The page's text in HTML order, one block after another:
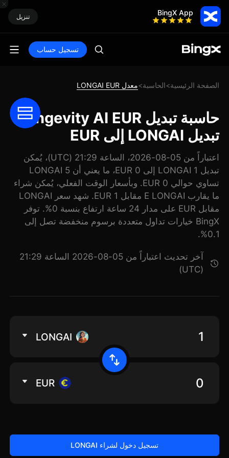
BingX App تنزيل
تسجيل حساب
الصفحة الرئيسية>الحاسبة>معدل LONGAI EUR
حاسبة تبديل Longevity AI EUR:
تبديل LONGAI إلى EUR
اعتباراً من 05-08-2026، الساعة 21:29 (UTC)، يُمكن
تبديل 1 LONGAI إلى 0 EUR، ما يعني أن 5 LONGAI
تساوي حوالي 0 EUR. وبأسعار الوقت الفعلي، يُمكن شراء
ما يقارب E LONGAI مقابل 1 EUR. شهد سعر LONGAI
مقابل EUR على مدار 24 ساعة ارتفاع بنسبة 0%. توفر
BingX خيارات تداول متعددة برسوم منخفضة تصل إلى
0.1%.
آخر تحديث اعتباراً من 05-08-2026 الساعة 21:29
(UTC)
LONGAI
EUR
تسجيل دخول لشراء LONGAI